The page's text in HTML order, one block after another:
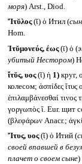
моря) Arst., Diod.
Ἴτῠλος(ῐ) ὁ Итил (
Hom.
Ἰτῠμονεύς, έως(ῑ) ὁ (
убитый Нестором)
ἴτῠς, υος(ῐ) ἡ 1)круг,
колесом; ἀσπίδες
ἐπιλαμβάνεσθαί τινος
γοργωπὸς ἴ. Eur. щит
(βλεφάρων Anacr.;
Ἴτυς, υος(ῐ) ὁ Итий (
своей впавшей в
плачет о своем сыне)